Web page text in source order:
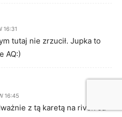
16:31
tutaj nie zrzucił. Jupka to
AQ:)
16:45
z tą karetą na river. Ja